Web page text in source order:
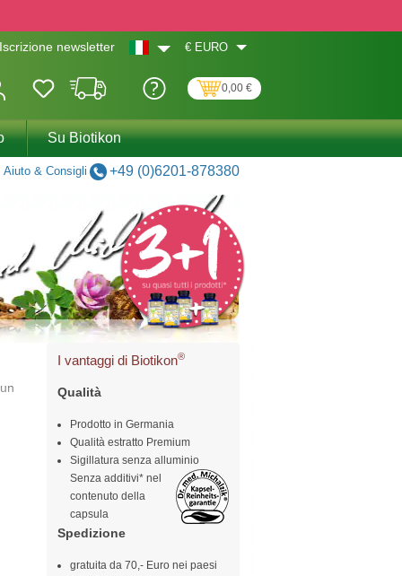
Iscrizione newsletter € EURO
0,00 €
Su Biotikon
Aiuto & Consigli +49 (0)6201-878380
I vantaggi di Biotikon®
Qualità
Prodotto in Germania
Qualità estratto Premium
Sigillatura senza alluminio
Senza additivi* nel
contenuto della
capsula
Spedizione
gratuita da 70,- Euro nei paesi